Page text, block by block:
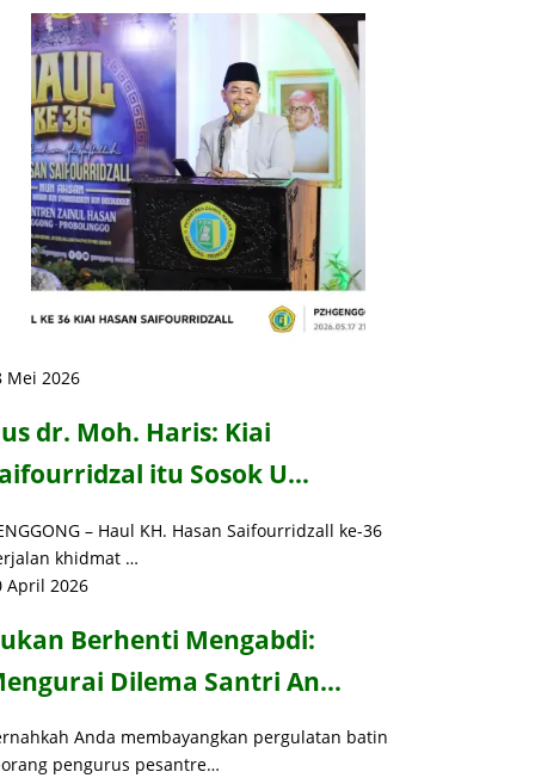
Mei 2026
dr. Moh. Haris: Kiai
itu Sosok U…
– Haul KH. Hasan Saifourridzall ke-36
khidmat …
April 2026
Berhenti Mengabdi:
Dilema Santri An…
Anda membayangkan pergulatan batin
pengurus pesantre…